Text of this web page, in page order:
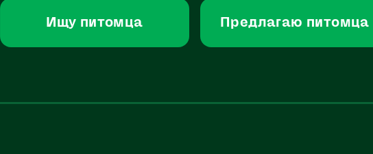
Ищу питомца Предлагаю питомца